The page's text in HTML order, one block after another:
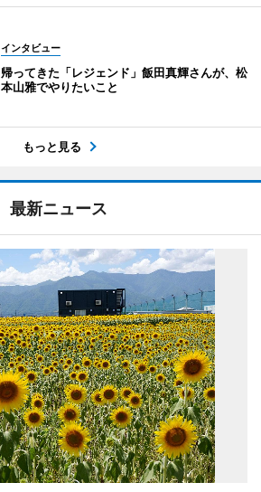
インタビュー
帰ってきた「レジェンド」飯田真輝さんが、松
本山雅でやりたいこと
もっと見る
最新ニュース